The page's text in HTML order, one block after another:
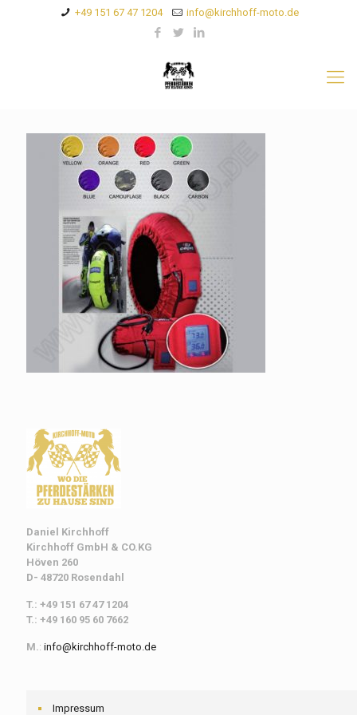
+49 151 67 47 1204 info@kirchhoff-moto.de
Daniel Kirchhoff
Kirchhoff GmbH & CO.KG
Höven 260
D- 48720 Rosendahl
T.: +49 151 67 47 1204
T.: +49 160 95 60 7662
M.: info@kirchhoff-moto.de
Impressum